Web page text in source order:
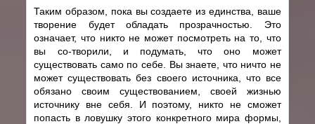
Таким образом, пока вы создаете из единства, ваше
творение будет обладать прозрачностью. Это
означает, что никто не может посмотреть на то, что
вы cо-творили, и подумать, что оно может
существовать само по себе. Вы знаете, что ничто не
может существовать без своего источника, что все
обязано своим существованием, своей жизнью
источнику вне себя. И поэтому, никто не сможет
попасть в ловушку этого конкретного мира формы,